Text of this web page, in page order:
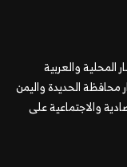
المحلية والعربية
محافظة الحديدة واليمن
والاجتماعية على